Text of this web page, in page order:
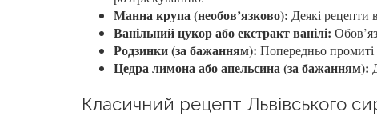
Манна крупа (необов’язково): Деякі рецепти
Ванільний цукор або екстракт ванілі:
Родзинки (за бажанням): Попередньо промиті
Цедра лимона або апельсина (за бажанням):
Класичний рецепт Львівського